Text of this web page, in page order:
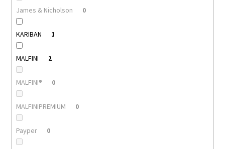
James & Nicholson 0
KARIBAN 1
MALFINI 2
MALFINI® 0
MALFINIPREMIUM 0
Payper 0